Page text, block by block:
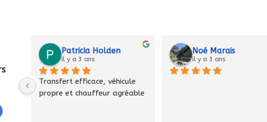
Patricia Holden
il y a 3 ans
Transfert efficace, véhicule
propre et chauffeur agréable
Noé Marais
il y a 3 ans